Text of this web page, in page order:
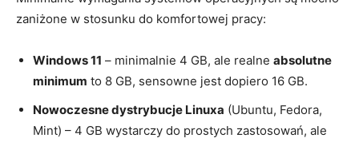
zaniżone w stosunku do komfortowej pracy:
Windows 11 – minimalnie 4 GB, ale realne absolutne
minimum to 8 GB, sensowne jest dopiero 16 GB.
Nowoczesne dystrybucje Linuxa (Ubuntu, Fedora,
Mint) – 4 GB wystarczy do prostych zastosowań, ale